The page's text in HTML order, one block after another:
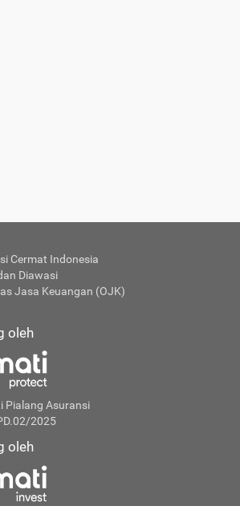
Cermat Indonesia
Diawasi
Jasa Keuangan (OJK)
oleh
Pialang Asuransi
2025
oleh